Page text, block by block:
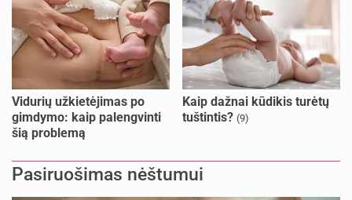
Vidurių užkietėjimas po
gimdymo: kaip palengvinti
šią problemą
Kaip dažnai kūdikis turėtų
tuštintis? (9)
Pasiruošimas nėštumui